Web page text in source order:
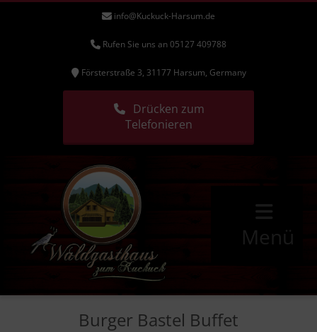
info@Kuckuck-Harsum.de
Rufen Sie uns an 05127 409788
Försterstraße 3, 31177 Harsum, Germany
Drücken zum
Telefonieren
Menü
Burger Bastel Buffet